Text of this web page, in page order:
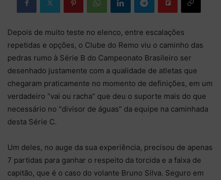
Depois de muito teste no elenco, entre escalações
repetidas e opções, o Clube do Remo viu o caminho das
pedras rumo à Série B do Campeonato Brasileiro ser
desenhado justamente com a qualidade de atletas que
chegaram praticamente no momento de definições, em um
verdadeiro “vai ou racha” que deu o suporte mais do que
necessário no “divisor de águas” da equipe na caminhada
desta Série C.
Um deles, no auge da sua experiência, precisou de apenas
7 partidas para ganhar o respeito da torcida e a faixa de
capitão, que é o caso do volante Bruno Silva. Seguro em